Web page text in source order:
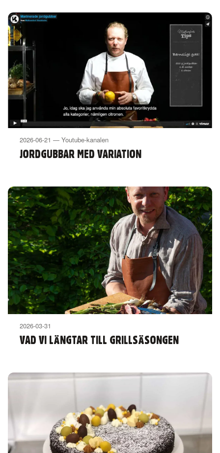
2026-06-21 — Youtube-kanalen
JORDGUBBAR MED VARIATION
2026-03-31
VAD VI LÄNGTAR TILL GRILLSÄSONGEN